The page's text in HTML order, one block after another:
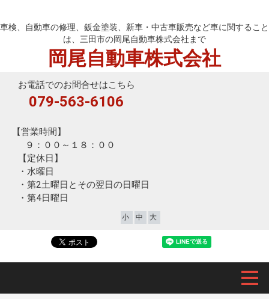
車検、自動車の修理、鈑金塗装、新車・中古車販売など車に関すること
は、三田市の岡尾自動車株式会社まで
岡尾自動車株式会社
お電話でのお問合せはこちら
079-563-6106
【営業時間】
９：００～１８：００
【定休日】
・水曜日
・第2土曜日とその翌日の日曜日
・第4日曜日
小 中 大